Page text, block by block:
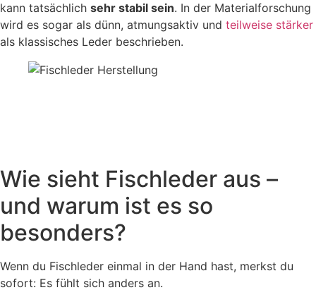
kann tatsächlich sehr stabil sein. In der Materialforschung
wird es sogar als dünn, atmungsaktiv und teilweise stärker
als klassisches Leder beschrieben.
Wie sieht Fischleder aus –
und warum ist es so
besonders?
Wenn du Fischleder einmal in der Hand hast, merkst du
sofort: Es fühlt sich anders an.